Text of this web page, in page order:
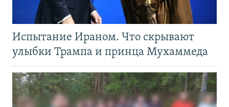
Испытание Ираном. Что скрывают
улыбки Трампа и принца Мухаммеда